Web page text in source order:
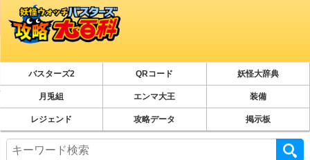
バスターズ2 QRコード 妖怪大辞典
月兎組 エンマ大王 装備
レジェンド 攻略データ 掲示板